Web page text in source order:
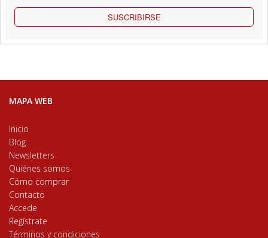
SUSCRIBIRSE
MAPA WEB
Inicio
Blog
Newsletters
Quiénes somos
Cómo comprar
Contacto
Accede
Regístrate
Términos y condiciones